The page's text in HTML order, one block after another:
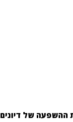
ההשפעה של דיונים